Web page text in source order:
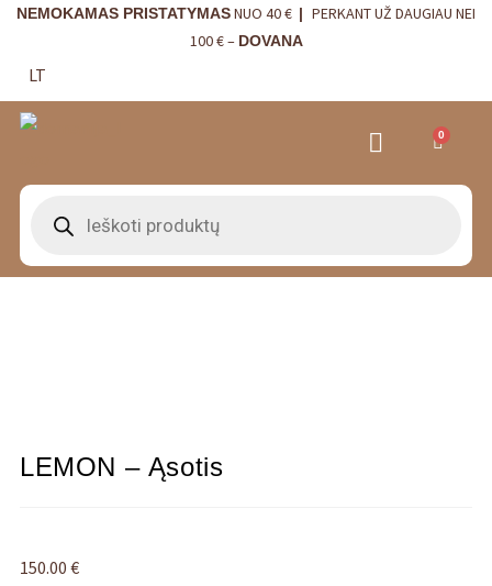
NEMOKAMAS PRISTATYMASNUO 40 € | PERKANT UŽ DAUGIAU NEI
100 € – DOVANA
LT
0
LEMON – Ąsotis
150.00€